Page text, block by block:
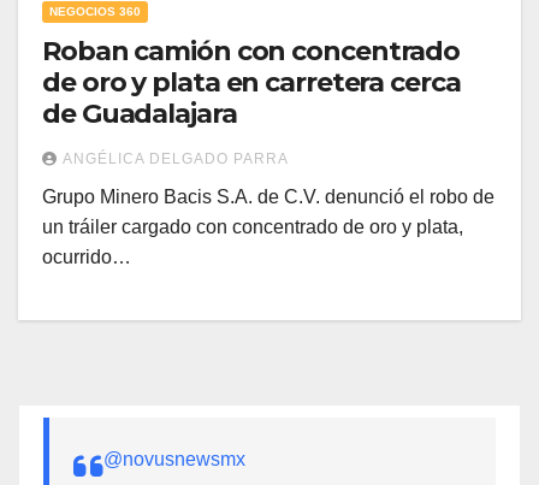
NEGOCIOS 360
Roban camión con concentrado
de oro y plata en carretera cerca
de Guadalajara
ANGÉLICA DELGADO PARRA
Grupo Minero Bacis S.A. de C.V. denunció el robo de
un tráiler cargado con concentrado de oro y plata,
ocurrido…
@novusnewsmx